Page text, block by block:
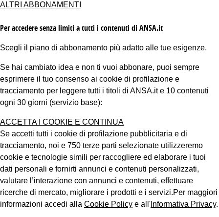
ALTRI ABBONAMENTI
Per accedere senza limiti a tutti i contenuti di ANSA.it
Scegli il piano di abbonamento più adatto alle tue esigenze.
Se hai cambiato idea e non ti vuoi abbonare, puoi sempre
esprimere il tuo consenso ai cookie di profilazione e
tracciamento per leggere tutti i titoli di ANSA.it e 10 contenuti
ogni 30 giorni (servizio base):
ACCETTA I COOKIE E CONTINUA
Se accetti tutti i cookie di profilazione pubblicitaria e di
tracciamento, noi e 750 terze parti selezionate utilizzeremo
cookie e tecnologie simili per raccogliere ed elaborare i tuoi
dati personali e fornirti annunci e contenuti personalizzati,
valutare l’interazione con annunci e contenuti, effettuare
ricerche di mercato, migliorare i prodotti e i servizi.Per maggiori
informazioni accedi alla Cookie Policy e all' Informativa Privacy.